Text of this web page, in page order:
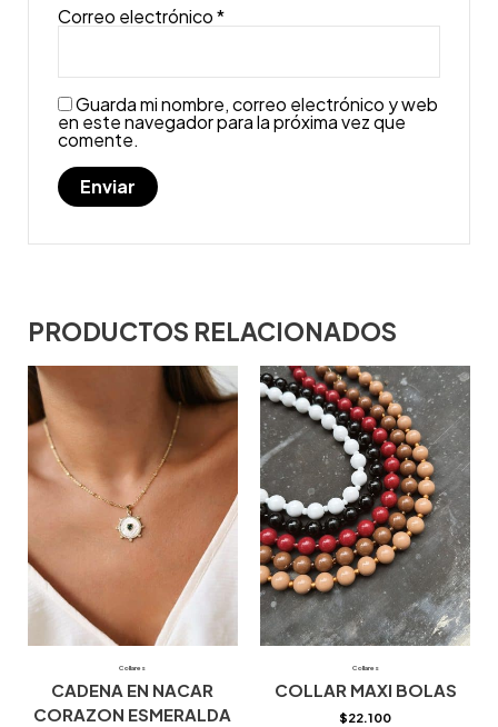
Correo electrónico*
Guarda mi nombre, correo electrónico y web
en este navegador para la próxima vez que
comente.
PRODUCTOS RELACIONADOS
Collares
CADENA EN NACAR
CORAZON ESMERALDA
Collares
COLLAR MAXI BOLAS
$22.100